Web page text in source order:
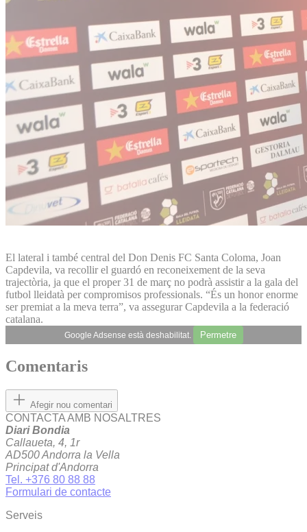
El lateral i també central del Don Denis FC Santa Coloma, Joan
Capdevila, va recollir el guardó en reconeixement de la seva
trajectòria, ja que el proper 31 de març no podrà assistir a la gala del
futbol lleidatà per compromisos professionals. “És un honor enorme
ser premiat a la meva terra”, va assegurar Capdevila a la federació
catalana.
Google Adsense està deshabilitat. Permetre
Comentaris
Afegir nou comentari
CONTACTA AMB NOSALTRES
Diari Bondia
Callaueta, 4, 1r
AD500 Andorra la Vella
Principat d'Andorra
Tel. +376 80 88 88
Formulari de contacte
Serveis